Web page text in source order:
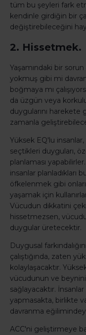
tüm bu şeyleri fark
kendinle girdiğin bir
değiştirebileceğini
2. Hissetmek.
Yaşamındaki bir
yokmuş gibi mi
boğmaya mı
da üzgün veya
duygularını
zamanla
Yüksek EQ'lu
seçtikleri duyguları,
planlaması
insanlar planladıkları
öfkelenmek gibi
yaşamak için
Vücudun dikkatini
hissetmezsen,
duygular üretecektir.
Duygusal
çalıştığında, zaten
kolaylaşacaktır.
vücudunun ve
sağlayacaktır.
yapmasakta, birlikte
davranma
ACC'ni geliştirmeye